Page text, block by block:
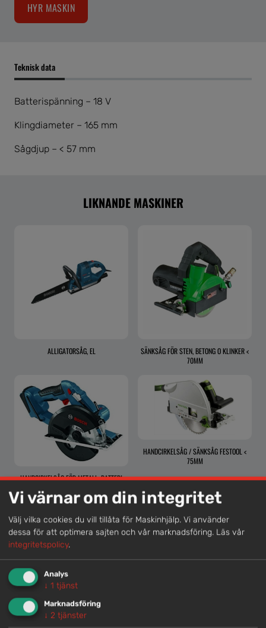
HYR MASKIN
Teknisk data
Batterispänning – 18 V
Klingdiameter – 165 mm
Sågdjup – < 57 mm
LIKNANDE MASKINER
ALLIGATORSÅG, EL
SÄNKSÅG FÖR STEN, BETONG O KLINKER <
70MM
HANDCIRKELSÅG FÖR METALL, BATTERI
HANDCIRKELSÅG / SÄNKSÅG FESTOOL <
75MM
Lokal kompetens
Genom att samla våra medarbetare lokalt erbjuder vi
helhetslösningar.
Snabb service
Vi värnar om din integritet
Välj vilka cookies du vill tillåta för Maskinhjälp. Vi använder
dessa för att optimera sajten och vår marknadsföring. Läs vår
integritetspolicy.
Analys
↓ 1 tjänst
Marknadsföring
↓ 2 tjänster